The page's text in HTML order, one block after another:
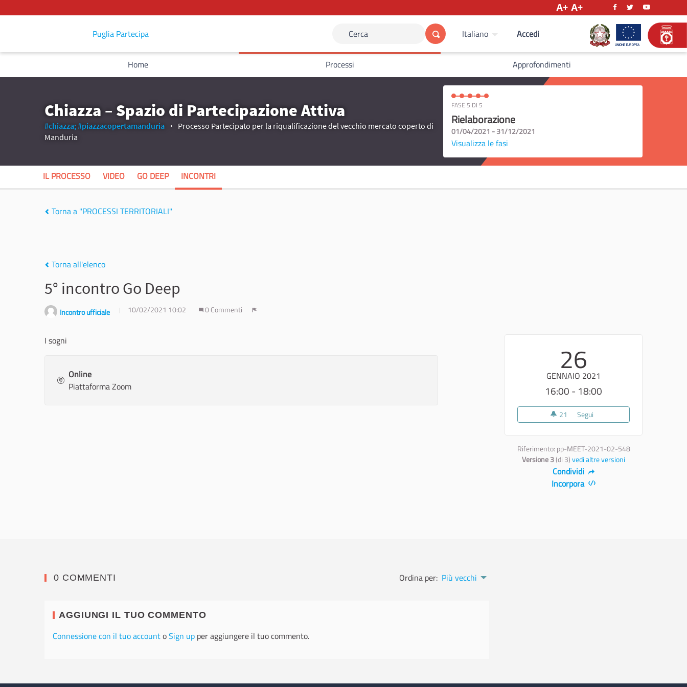
Puglia Partecipa Cerca Italiano Accedi
Home Processi Approfondimenti
Chiazza – Spazio di Partecipazione Attiva
#chiazza;#piazzacopertamanduria
Processo Partecipato per la riqualificazione del vecchio mercato coperto di
Manduria
FASE 5 DI 5
Rielaborazione
01/04/2021 - 31/12/2021
Visualizza le fasi
IL PROCESSO VIDEO GO DEEP INCONTRI
Torna a "PROCESSI TERRITORIALI"
Torna all'elenco
5° incontro Go Deep
Incontro ufficiale 10/02/2021 10:02 0 Commenti
26
GENNAIO 2021
16:00 - 18:00
21 21 sostenitori
Segui
Riferimento: pp-MEET-2021-02-548
Versione 3(di 3)vedi altre versioni
Condividi
Incorpora
I sogni
Online
Piattaforma Zoom
0 COMMENTI Ordina per: Più vecchi
AGGIUNGI IL TUO COMMENTO
Connessione con il tuo accountoSign up per aggiungere il tuo commento.